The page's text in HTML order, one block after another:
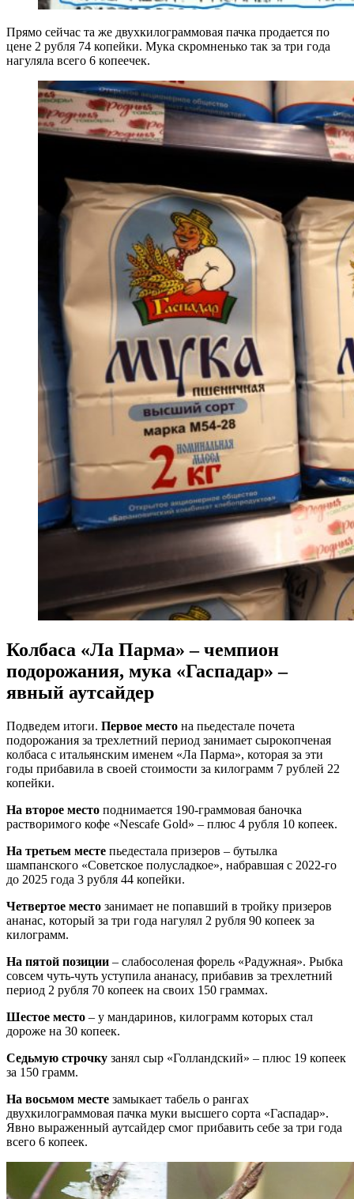
Прямо сейчас та же двухкилограммовая пачка продается по
цене 2 рубля 74 копейки. Мука скромненько так за три года
нагуляла всего 6 копеечек.
Колбаса «Ла Парма» – чемпион
подорожания, мука «Гаспадар» –
явный аутсайдер
Подведем итоги. Первое место на пьедестале почета
подорожания за трехлетний период занимает сырокопченая
колбаса с итальянским именем «Ла Парма», которая за эти
годы прибавила в своей стоимости за килограмм 7 рублей 22
копейки.
На второе место поднимается 190-граммовая баночка
растворимого кофе «Nescafe Gold» – плюс 4 рубля 10 копеек.
На третьем месте пьедестала призеров – бутылка
шампанского «Советское полусладкое», набравшая с 2022-го
до 2025 года 3 рубля 44 копейки.
Четвертое место занимает не попавший в тройку призеров
ананас, который за три года нагулял 2 рубля 90 копеек за
килограмм.
На пятой позиции – слабосоленая форель «Радужная». Рыбка
совсем чуть-чуть уступила ананасу, прибавив за трехлетний
период 2 рубля 70 копеек на своих 150 граммах.
Шестое место – у мандаринов, килограмм которых стал
дороже на 30 копеек.
Седьмую строчку занял сыр «Голландский» – плюс 19 копеек
за 150 грамм.
На восьмом месте замыкает табель о рангах
двухкилограммовая пачка муки высшего сорта «Гаспадар».
Явно выраженный аутсайдер смог прибавить себе за три года
всего 6 копеек.